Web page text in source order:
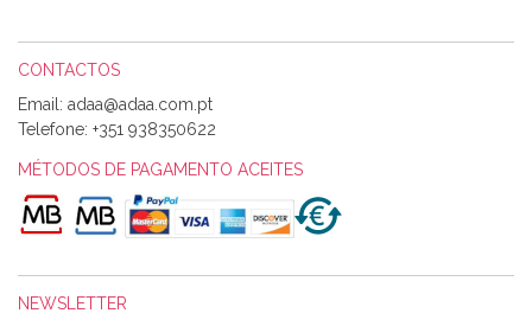
Alexandra Morais
Olá boa Noite. Os meus tecidos chegaram hoje. Muito
obrigada pelo miminho que dá um jeitaço pras minhas linhas
de bordar e não sei o que pões nos tecidos, mas que cheiram
maravilhosamente ... cheiram! :) Muito Obrigada.
CONTACTOS
Email:
Telefone: +351 938350622
MÉTODOS DE PAGAMENTO ACEITES
NEWSLETTER